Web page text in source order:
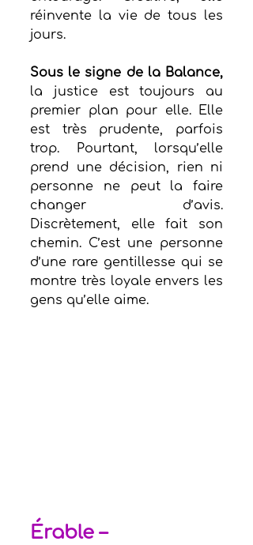
réinvente la vie de tous les
jours.
Sous le signe de la Balance,
la justice est toujours au
premier plan pour elle. Elle
est très prudente, parfois
trop. Pourtant, lorsqu’elle
prend une décision, rien ni
personne ne peut la faire
changer d’avis.
Discrètement, elle fait son
chemin. C’est une personne
d’une rare gentillesse qui se
montre très loyale envers les
gens qu’elle aime.
Érable –